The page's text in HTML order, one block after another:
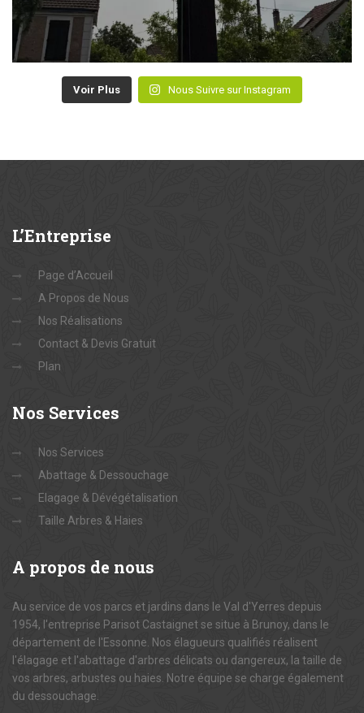
Voir Plus Nous Suivre sur Instagram
L’Entreprise
Page d’Accueil
A Propos de Nous
Nos Réalisations
Contact & Devis Gratuit
Plan
Nos Services
Nos Services
Abattage & Dessouchage
Elagage & Dévégétalisation
Taille Arbres & Haies
A propos de nous
Au service de vos parcs et jardins dans le Val d'Yerres depuis
1954, l'entreprise Parisot Castaignet se situe à Brunoy, dans le
département de l'Essonne. Nos élagueurs qualifiés réalisent
l'élagage et l'abattage d'arbres délicats ou dangereux, la taille de
vos arbres, arbustes ou haies. Notre équipe se charge également
du dessouchage.